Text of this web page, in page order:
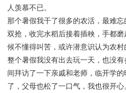
人羡慕不已。
那个暑假我干了很多的农活，最难
双抢，收完水稻后接着插秧，手都
候不懂得叫苦，或许潜意识认为农村
整个暑假我没有出去玩一天，也没
间拜访了一下亲戚和老师，临开学
了，父母也松了一口气，我也很开心。